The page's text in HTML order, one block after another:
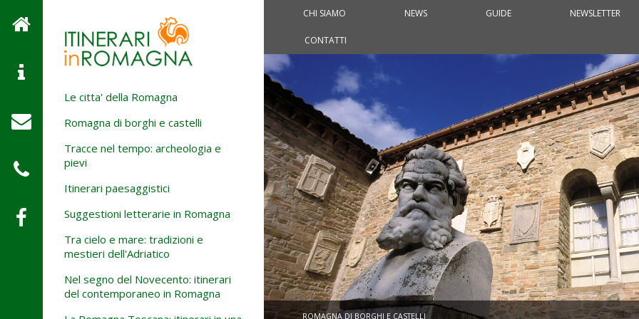
Le citta' della Romagna
Romagna di borghi e castelli
Tracce nel tempo: archeologia e
pievi
Itinerari paesaggistici
Suggestioni letterarie in Romagna
Tra cielo e mare: tradizioni e
mestieri dell'Adriatico
Nel segno del Novecento: itinerari
del contemporaneo in Romagna
CHI SIAMO NEWS GUIDE NEWSLETTER
CONTATTI
ROMAGNA DI BORGHI E CASTELLI